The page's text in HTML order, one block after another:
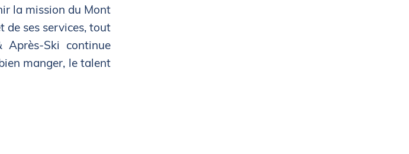
la mission du Mont
de ses services, tout
Ski continue
manger, le talent